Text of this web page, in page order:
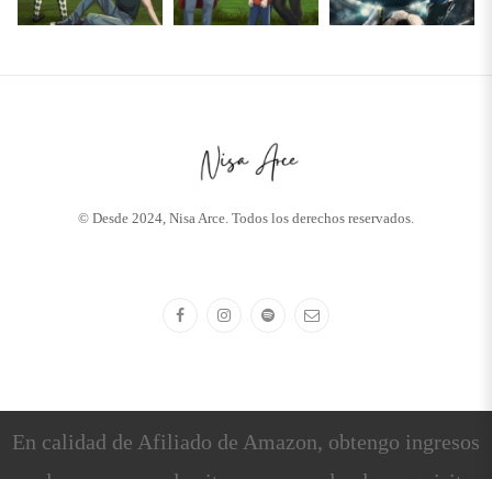
© Desde 2024, Nisa Arce. Todos los derechos reservados.
En calidad de Afiliado de Amazon, obtengo ingresos